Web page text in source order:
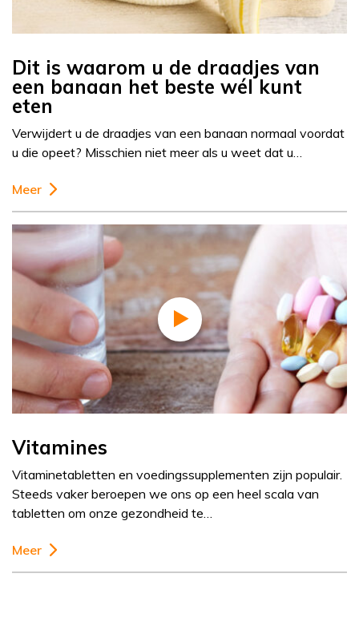
Dit is waarom u de draadjes van
een banaan het beste wél kunt
eten
Verwijdert u de draadjes van een banaan normaal voordat
u die opeet? Misschien niet meer als u weet dat u…
Meer
Vitamines
Vitaminetabletten en voedingssupplementen zijn populair.
Steeds vaker beroepen we ons op een heel scala van
tabletten om onze gezondheid te…
Meer